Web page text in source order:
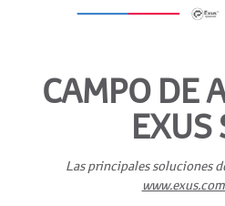
CAMPO DE
EXUS
Las principales soluciones